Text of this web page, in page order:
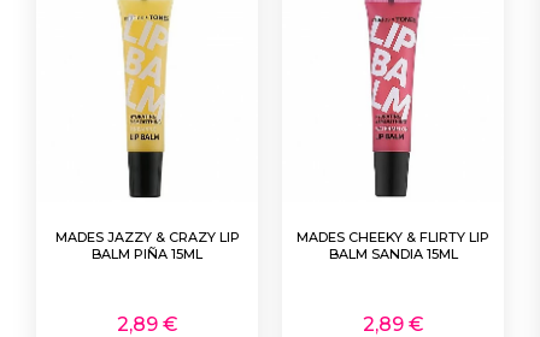
MADES JAZZY & CRAZY LIP
BALM PIÑA 15ML
2,89 €
MADES CHEEKY & FLIRTY LIP
BALM SANDIA 15ML
2,89 €